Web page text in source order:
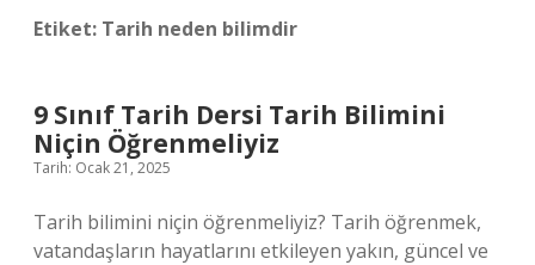
Etiket: Tarih neden bilimdir
9 Sınıf Tarih Dersi Tarih Bilimini
Niçin Öğrenmeliyiz
Tarih: Ocak 21, 2025
Tarih bilimini niçin öğrenmeliyiz? Tarih öğrenmek,
vatandaşların hayatlarını etkileyen yakın, güncel ve